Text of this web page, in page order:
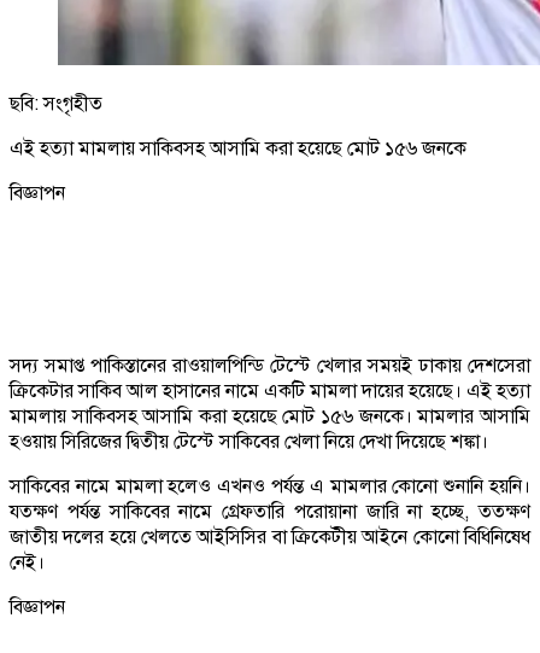
ছবি: সংগৃহীত
এই হত্যা মামলায় সাকিবসহ আসামি করা হয়েছে মোট ১৫৬ জনকে
বিজ্ঞাপন
সদ্য সমাপ্ত পাকিস্তানের রাওয়ালপিন্ডি টেস্টে খেলার সময়ই ঢাকায় দেশসেরা
ক্রিকেটার সাকিব আল হাসানের নামে একটি মামলা দায়ের হয়েছে। এই হত্যা
মামলায় সাকিবসহ আসামি করা হয়েছে মোট ১৫৬ জনকে। মামলার আসামি
হওয়ায় সিরিজের দ্বিতীয় টেস্টে সাকিবের খেলা নিয়ে দেখা দিয়েছে শঙ্কা।
সাকিবের নামে মামলা হলেও এখনও পর্যন্ত এ মামলার কোনো শুনানি হয়নি।
যতক্ষণ পর্যন্ত সাকিবের নামে গ্রেফতারি পরোয়ানা জারি না হচ্ছে, ততক্ষণ
জাতীয় দলের হয়ে খেলতে আইসিসির বা ক্রিকেটীয় আইনে কোনো বিধিনিষেধ
নেই।
বিজ্ঞাপন